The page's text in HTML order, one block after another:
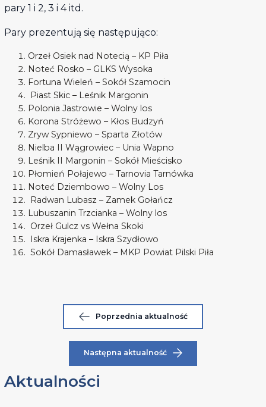
pary 1 i 2, 3 i 4 itd.
Pary prezentują się następująco:
Orzeł Osiek nad Notecią – KP Piła
Noteć Rosko – GLKS Wysoka
Fortuna Wieleń – Sokół Szamocin
Piast Skic – Leśnik Margonin
Polonia Jastrowie – Wolny los
Korona Stróżewo – Kłos Budzyń
Zryw Sypniewo – Sparta Złotów
Nielba II Wągrowiec – Unia Wapno
Leśnik II Margonin – Sokół Mieścisko
Płomień Połajewo – Tarnovia Tarnówka
Noteć Dziembowo – Wolny Los
Radwan Lubasz – Zamek Gołańcz
Lubuszanin Trzcianka – Wolny los
Orzeł Gulcz vs Wełna Skoki
Iskra Krajenka – Iskra Szydłowo
Sokół Damasławek – MKP Powiat Pilski Piła
Poprzednia aktualność
Następna aktualność
Aktualności